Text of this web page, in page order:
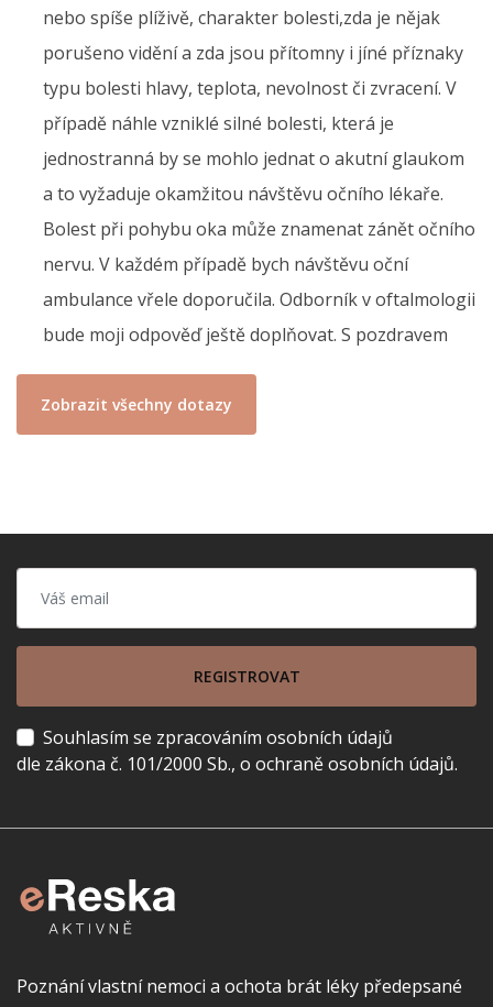
nebo spíše plíživě, charakter bolesti,zda je nějak
porušeno vidění a zda jsou přítomny i jíné příznaky
typu bolesti hlavy, teplota, nevolnost či zvracení. V
případě náhle vzniklé silné bolesti, která je
jednostranná by se mohlo jednat o akutní glaukom
a to vyžaduje okamžitou návštěvu očního lékaře.
Bolest při pohybu oka může znamenat zánět očního
nervu. V každém případě bych návštěvu oční
ambulance vřele doporučila. Odborník v oftalmologii
bude moji odpověď ještě doplňovat. S pozdravem
Zobrazit všechny dotazy
REGISTROVAT
Souhlasím se zpracováním osobních údajů
dle zákona č. 101/2000 Sb., o ochraně osobních údajů.
Poznání vlastní nemoci a ochota brát léky předepsané